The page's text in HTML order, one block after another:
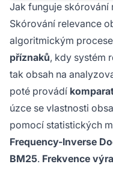
Jak funguje skórování
Skórování relevance
algoritmickým
příznaků, kdy systém
tak obsah na
poté provádí
úzce se vlastnosti
pomocí statistických
Frequency-Inverse
BM25. Frekvence